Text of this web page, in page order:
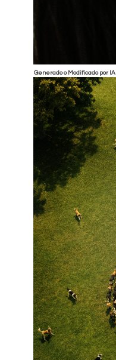
Generado o Modificado por IA